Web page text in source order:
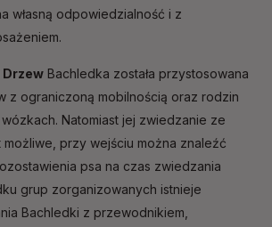
własną odpowiedzialność i z
Drzew Bachledka została przystosowana
z ograniczoną mobilnością oraz rodzin
wózkach. Natomiast jej zwiedzanie ze
możliwe, przy wejściu można znaleźć
psa na czas zwiedzania
grup zorganizowanych istnieje
Bachledki z przewodnikiem,